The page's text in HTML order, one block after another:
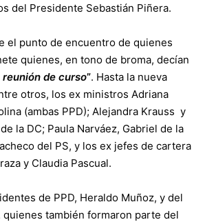
del Presidente Sebastián Piñera.
el punto de encuentro de quienes
quienes, en tono de broma, decían
reunión de curso”. Hasta la nueva
otros, los ex ministros Adriana
(ambas PPD); Alejandra Krauss y
la DC; Paula Narváez, Gabriel de la
del PS, y los ex jefes de cartera
y Claudia Pascual.
de PPD, Heraldo Muñoz, y del
quienes también formaron parte del